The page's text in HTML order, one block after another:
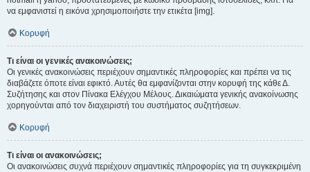
να εμφανιστεί η εικόνα χρησιμοποιήστε την ετικέτα [img].
Κορυφή
Τι είναι οι γενικές ανακοινώσεις;
Οι γενικές ανακοινώσεις περιέχουν σημαντικές πληροφορίες και πρέπει να τις
διαβάζετε όποτε είναι εφικτό. Αυτές θα εμφανίζονται στην κορυφή της κάθε Δ.
Συζήτησης και στον Πίνακα Ελέγχου Μέλους. Δικαιώματα γενικής ανακοίνωσης
χορηγούνται από τον διαχειριστή του συστήματος συζητήσεων.
Κορυφή
Τι είναι οι ανακοινώσεις;
Οι ανακοινώσεις συχνά περιέχουν σημαντικές πληροφορίες για τη συγκεκριμένη